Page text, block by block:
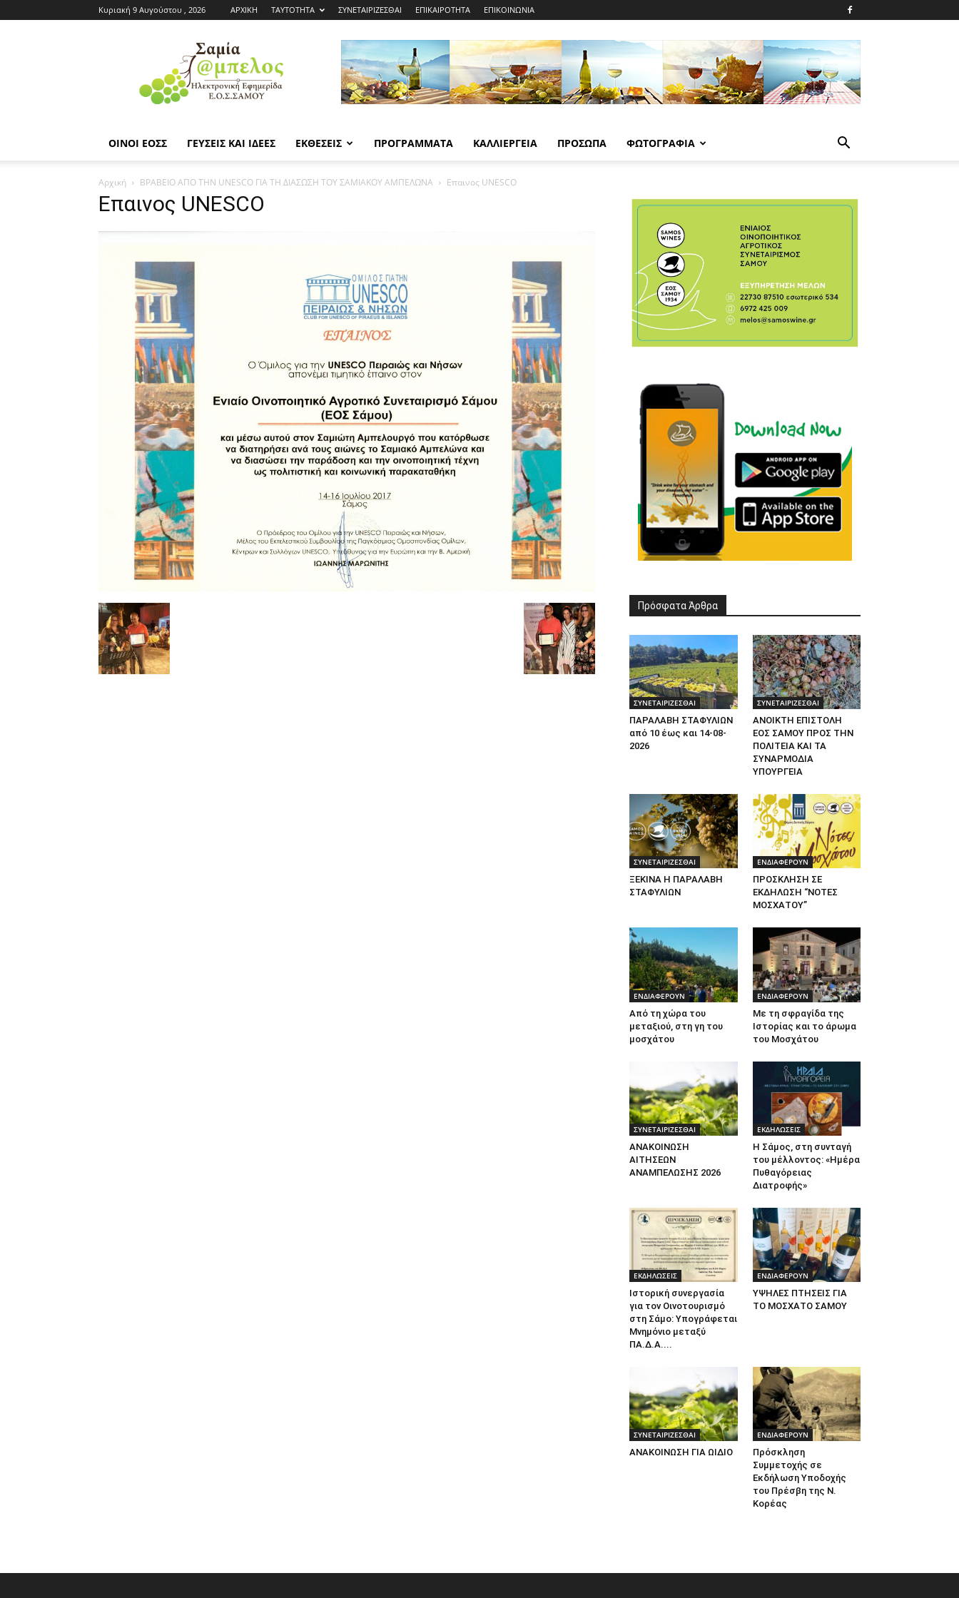
Κυριακή 9 Αυγούστου , 2026 ΑΡΧΙΚΗ ΤΑΥΤΟΤΗΤΑ ΣΥΝΕΤΑΙΡΙΖΕΣΘΑΙ ΕΠΙΚΑΙΡΟΤΗΤΑ ΕΠΙΚΟΙΝΩΝΙΑ
Εφημερίδα
ΕΟΣΣ
|
Σαμία
ΟΙΝΟΙ ΕΟΣΣ ΓΕΥΣΕΙΣ ΚΑΙ ΙΔΕΕΣ ΕΚΘΕΣΕΙΣ ΠΡΟΓΡΑΜΜΑΤΑ ΚΑΛΛΙΕΡΓΕΙΑ ΠΡΟΣΩΠΑ ΦΩΤΟΓΡΑΦΙΑ
Αρχική ΒΡΑΒΕΙΟ ΑΠΟ ΤΗΝ UNESCO ΓΙΑ ΤΗ ΔΙΑΣΩΣΗ ΤΟΥ ΣΑΜΙΑΚΟΥ ΑΜΠΕΛΩΝΑ Επαινος UNESCO
Επαινος UNESCO
Πρόσφατα Άρθρα
ΣΥΝΕΤΑΙΡΙΖΕΣΘΑΙ
ΠΑΡΑΛΑΒΗ ΣΤΑΦΥΛΙΩΝ
από 10 έως και 14-08-
2026
ΣΥΝΕΤΑΙΡΙΖΕΣΘΑΙ
ΑΝΟΙΚΤΗ ΕΠΙΣΤΟΛΗ
ΕΟΣ ΣΑΜΟΥ ΠΡΟΣ ΤΗΝ
ΠΟΛΙΤΕΙΑ ΚΑΙ ΤΑ
ΣΥΝΑΡΜΟΔΙΑ
ΥΠΟΥΡΓΕΙΑ
ΣΥΝΕΤΑΙΡΙΖΕΣΘΑΙ
ΞΕΚΙΝΑ Η ΠΑΡΑΛΑΒΗ
ΣΤΑΦΥΛΙΩΝ
ΕΝΔΙΑΦΕΡΟΥΝ
ΠΡΟΣΚΛΗΣΗ ΣΕ
ΕΚΔΗΛΩΣΗ “ΝΟΤΕΣ
ΜΟΣΧΑΤΟΥ”
ΕΝΔΙΑΦΕΡΟΥΝ
Από τη χώρα του
μεταξιού, στη γη του
μοσχάτου
ΕΝΔΙΑΦΕΡΟΥΝ
Με τη σφραγίδα της
Ιστορίας και το άρωμα
του Μοσχάτου
ΣΥΝΕΤΑΙΡΙΖΕΣΘΑΙ
ΑΝΑΚΟΙΝΩΣΗ
ΑΙΤΗΣΕΩΝ
ΑΝΑΜΠΕΛΩΣΗΣ 2026
ΕΚΔΗΛΩΣΕΙΣ
Η Σάμος, στη συνταγή
του μέλλοντος: «Ημέρα
Πυθαγόρειας
Διατροφής»
ΕΚΔΗΛΩΣΕΙΣ
Ιστορική συνεργασία
για τον Οινοτουρισμό
στη Σάμο: Υπογράφεται
Μνημόνιο μεταξύ
ΠΑ.Δ.Α....
ΕΝΔΙΑΦΕΡΟΥΝ
ΥΨΗΛΕΣ ΠΤΗΣΕΙΣ ΓΙΑ
ΤΟ ΜΟΣΧΑΤΟ ΣΑΜΟΥ
ΣΥΝΕΤΑΙΡΙΖΕΣΘΑΙ
ΑΝΑΚΟΙΝΩΣΗ ΓΙΑ ΩΙΔΙΟ
ΕΝΔΙΑΦΕΡΟΥΝ
Πρόσκληση
Συμμετοχής σε
Εκδήλωση Υποδοχής
του Πρέσβη της Ν.
Κορέας